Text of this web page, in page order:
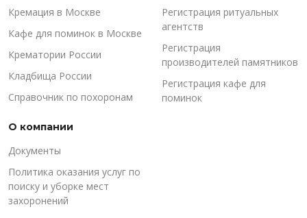
Кремация в Москве
Кафе для поминок в Москве
Крематории России
Кладбища России
Справочник по похоронам
Регистрация ритуальных
агентств
Регистрация
производителей памятников
Регистрация кафе для
поминок
О компании
Документы
Политика оказания услуг по
поиску и уборке мест
захоронений